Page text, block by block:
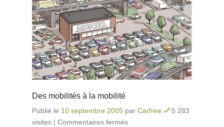
Des mobilités à la mobilité
Publié le 10 septembre 2005 par Carfree
5 283
visites | Commentaires fermés